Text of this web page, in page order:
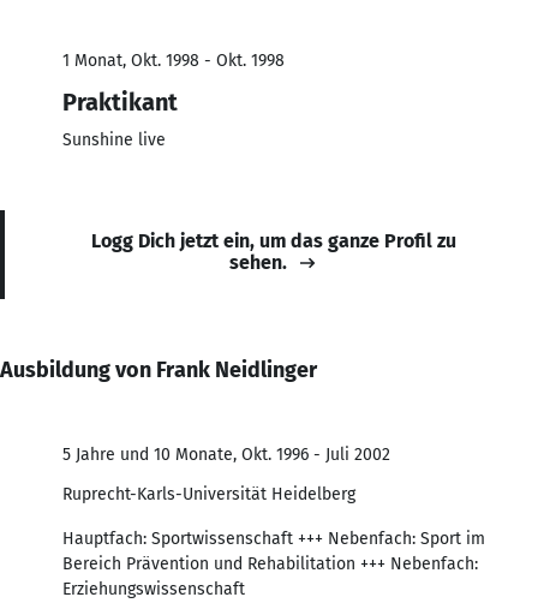
1 Monat, Okt. 1998 - Okt. 1998
Praktikant
Sunshine live
Logg Dich jetzt ein, um das ganze Profil zu
sehen.
Ausbildung von Frank Neidlinger
5 Jahre und 10 Monate, Okt. 1996 - Juli 2002
Ruprecht-Karls-Universität Heidelberg
Hauptfach: Sportwissenschaft +++ Nebenfach: Sport im
Bereich Prävention und Rehabilitation +++ Nebenfach:
Erziehungswissenschaft